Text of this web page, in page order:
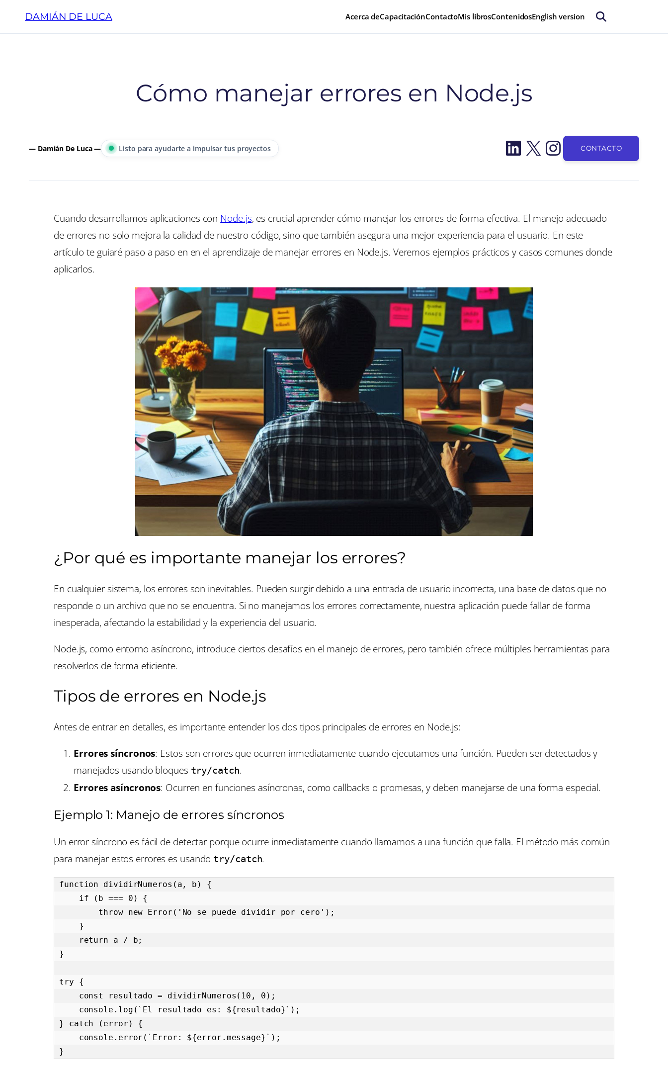
contenido
DAMIÁN DE LUCA Acerca deCapacitaciónContactoMis librosContenidosEnglish version
Cómo manejar errores en Node.js
— Damián De Luca — Listo para ayudarte a impulsar tus proyectos LinkedIn
X Instagram
CONTACTO
Cuando desarrollamos aplicaciones con Node.js, es crucial aprender cómo manejar los errores de forma efectiva. El manejo adecuado
de errores no solo mejora la calidad de nuestro código, sino que también asegura una mejor experiencia para el usuario. En este
artículo te guiaré paso a paso en en el aprendizaje de manejar errores en Node.js. Veremos ejemplos prácticos y casos comunes donde
aplicarlos.
¿Por qué es importante manejar los errores?
En cualquier sistema, los errores son inevitables. Pueden surgir debido a una entrada de usuario incorrecta, una base de datos que no
responde o un archivo que no se encuentra. Si no manejamos los errores correctamente, nuestra aplicación puede fallar de forma
inesperada, afectando la estabilidad y la experiencia del usuario.
Node.js, como entorno asíncrono, introduce ciertos desafíos en el manejo de errores, pero también ofrece múltiples herramientas para
resolverlos de forma eficiente.
Tipos de errores en Node.js
Antes de entrar en detalles, es importante entender los dos tipos principales de errores en Node.js:
Errores síncronos: Estos son errores que ocurren inmediatamente cuando ejecutamos una función. Pueden ser detectados y
manejados usando bloques try/catch.
Errores asíncronos: Ocurren en funciones asíncronas, como callbacks o promesas, y deben manejarse de una forma especial.
Ejemplo 1: Manejo de errores síncronos
Un error síncrono es fácil de detectar porque ocurre inmediatamente cuando llamamos a una función que falla. El método más común
para manejar estos errores es usando try/catch.
function dividirNumeros(a, b) {
}
try {
} catch (error) {
}